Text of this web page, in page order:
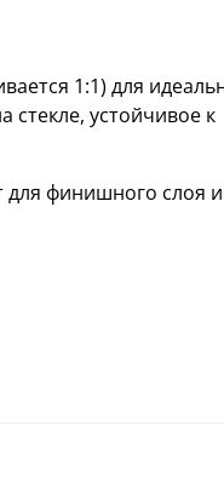
1:1) для
стекле, устойчивое к
для финишного слоя и